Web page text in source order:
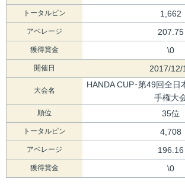
トータルピン 1,662
アベレージ 207.75
獲得賞金 \0
開催日 2017/12/
大会名
HANDA CUP･第49回全日
手権大
順位 35位
トータルピン 4,708
アベレージ 196.16
獲得賞金 \0